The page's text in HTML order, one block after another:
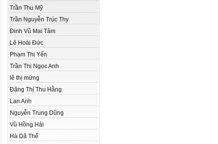
Trần Thu Mỹ
Trần Nguyễn Trúc Thy
Đinh Vũ Mai Tâm
Lê Hoài Đức
Phạm Thị Yến
Trần Thị Ngọc Anh
lê thị mừng
Đặng Thị Thu Hằng
Lan Anh
Nguyễn Trung Dũng
Vũ Hồng Hải
Hà Dã Thế